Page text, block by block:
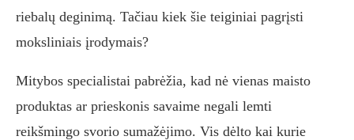
riebalų deginimą. Tačiau kiek šie teiginiai pagrįsti
moksliniais įrodymais?
Mitybos specialistai pabrėžia, kad nė vienas maisto
produktas ar prieskonis savaime negali lemti
reikšmingo svorio sumažėjimo. Vis dėlto kai kurie